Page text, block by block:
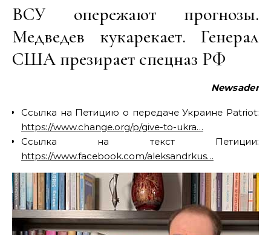
ВСУ опережают прогнозы.
Медведев кукарекает. Генерал
США презирает спецназ РФ
Newsader
Ссылка на Петицию о передаче Украине Patriot:
https://www.change.org/p/give-to-ukra…
Ссылка на текст Петиции:
https://www.facebook.com/aleksandrkus…